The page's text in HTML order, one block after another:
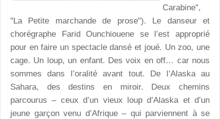
Carabine",
"La Petite marchande de prose"). Le danseur et
chorégraphe Farid Ounchiouene se l’est approprié
pour en faire un spectacle dansé et joué. Un zoo, une
cage. Un loup, un enfant. Des voix en off… car nous
sommes dans l’oralité avant tout. De l’Alaska au
Sahara, des destins en miroir. Deux chemins
parcourus – ceux d’un vieux loup d’Alaska et d’un
jeune garçon venu d’Afrique – qui parviennent à se